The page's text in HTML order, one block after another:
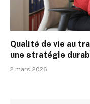
Qualité de vie au
une stratégie
2 mars 2026